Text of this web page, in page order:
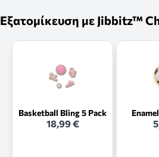
Εξατομίκευση με Jibbitz™
Basketball Bling 5 Pack
18,99 €